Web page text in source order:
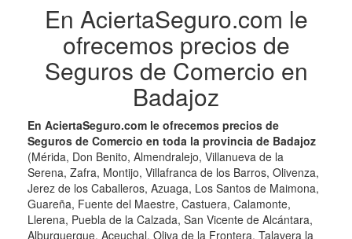
En AciertaSeguro.com le
ofrecemos precios de
Seguros de Comercio en
Badajoz
En AciertaSeguro.com le ofrecemos precios de
Seguros de Comercio en toda la provincia de Badajoz
(Mérida, Don Benito, Almendralejo, Villanueva de la
Serena, Zafra, Montijo, Villafranca de los Barros, Olivenza,
Jerez de los Caballeros, Azuaga, Los Santos de Maimona,
Guareña, Fuente del Maestre, Castuera, Calamonte,
Llerena, Puebla de la Calzada, San Vicente de Alcántara,
Alburquerque, Aceuchal, Oliva de la Frontera, Talavera la